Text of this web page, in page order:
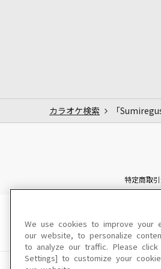
カラオケ検索 「
特定商取
このサ
We use cookies to improve your
our website, to personalize
to analyze our traffic. Please click
Settings] to customize your